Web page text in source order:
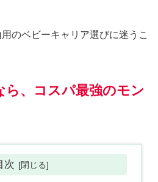
のベビーキャリア選びに迷うこ
、コスパ最強のモン
次